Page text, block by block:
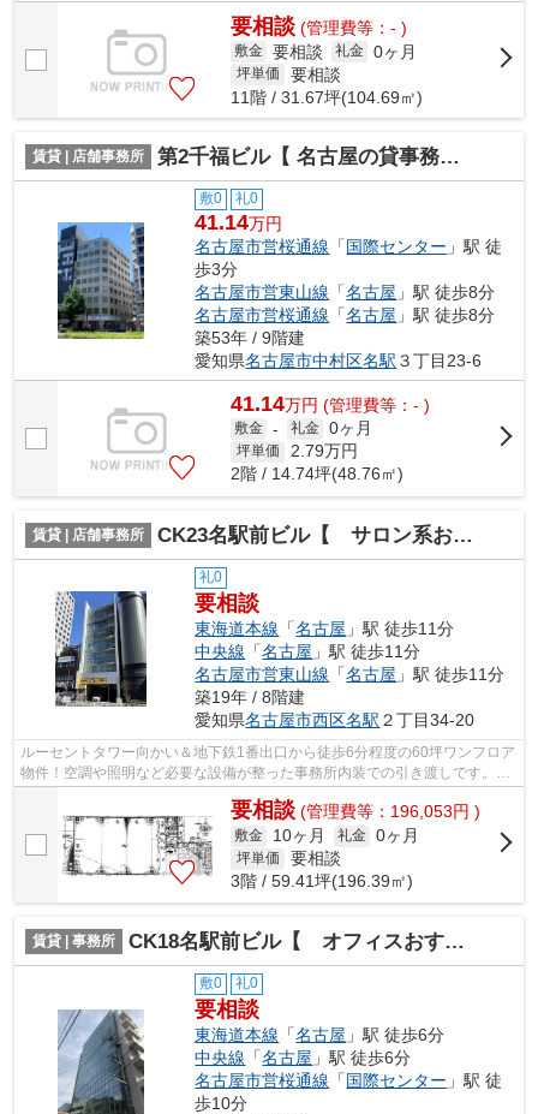
要相談 (管理費等：- )
敷金 要相談 礼金 0ヶ月
坪単価
要相談
11階 / 31.67坪(104.69㎡)
賃貸 | 店舗事務所 第2千福ビル【 名古屋の貸事務所・貸オフィス 】
敷0 礼0
41.14万円
名古屋市営桜通線 「国際センター 」駅 徒
歩3分
名古屋市営東山線 「名古屋 」駅 徒歩8分
名古屋市営桜通線 「名古屋 」駅 徒歩8分
築53年 / 9階建
愛知県名古屋市中村区名駅 ３丁目23-6
41.14万円 (管理費等：- )
敷金 - 礼金 0ヶ月
坪単価 2.79万円
2階 / 14.74坪(48.76㎡)
賃貸 | 店舗事務所 CK23名駅前ビル【 サロン系おすすめ 】
礼0
要相談
東海道本線 「名古屋 」駅 徒歩11分
中央線 「名古屋 」駅 徒歩11分
名古屋市営東山線 「名古屋 」駅 徒歩11分
築19年 / 8階建
愛知県名古屋市西区名駅 ２丁目34-20
ルーセントタワー向かい＆地下鉄1番出口から徒歩6分程度の60坪ワンフロア
物件！空調や照明など必要な設備が整った事務所内装での引き渡しです。ク
リニック、美容系サロンにおすすめ♪
要相談 (管理費等：196,053円 )
敷金 10ヶ月 礼金 0ヶ月
坪単価
要相談
3階 / 59.41坪(196.39㎡)
賃貸 | 事務所 CK18名駅前ビル【 オフィスおすすめ 】
敷0 礼0
要相談
東海道本線 「名古屋 」駅 徒歩6分
中央線 「名古屋 」駅 徒歩6分
名古屋市営桜通線 「国際センター 」駅 徒
歩10分